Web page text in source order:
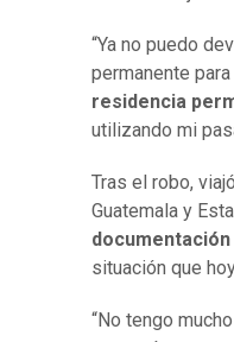
“Ya no puedo
permanente para
residencia
utilizando mi
Tras el robo,
Guatemala y
situación que
“No tengo